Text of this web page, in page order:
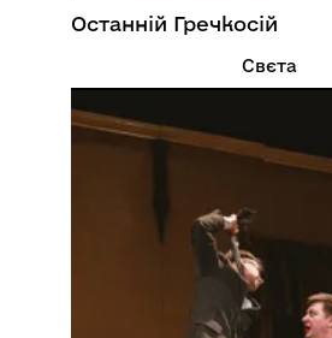
Останній Гречкосій
Свєта